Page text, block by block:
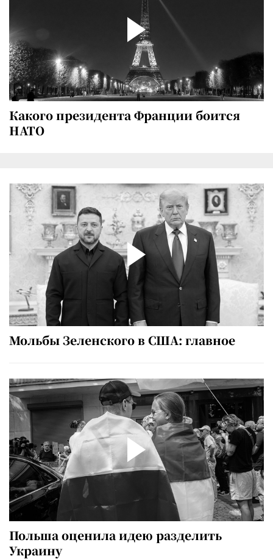
Какого президента Франции боится
НАТО
Мольбы Зеленского в США: главное
Польша оценила идею разделить
Украину